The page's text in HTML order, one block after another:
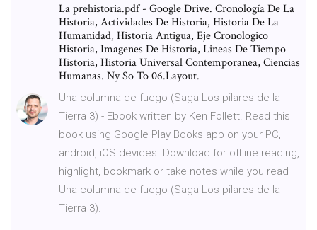
La prehistoria.pdf - Google Drive. Cronología De La
Historia, Actividades De Historia, Historia De La
Humanidad, Historia Antigua, Eje Cronologico
Historia, Imagenes De Historia, Lineas De Tiempo
Historia, Historia Universal Contemporanea, Ciencias
Humanas. Ny So To 06.Layout.
Una columna de fuego (Saga Los pilares de la
Tierra 3) - Ebook written by Ken Follett. Read this
book using Google Play Books app on your PC,
android, iOS devices. Download for offline reading,
highlight, bookmark or take notes while you read
Una columna de fuego (Saga Los pilares de la
Tierra 3).